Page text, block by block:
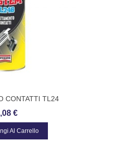
CONTATTI TL24
4246
€
Al Carrello